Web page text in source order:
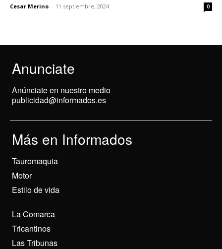
Cesar Merino - 11 septiembre, 2024 0
Anunciate
Anúnciate en nuestro medio
publicidad@informados.es
Más en Informados
Tauromaquia
Motor
Estilo de vida
La Comarca
Tricantinos
Las Tribunas